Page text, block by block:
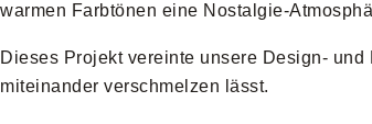
warmen Farbtönen eine Nostalgie-
Dieses Projekt vereinte unsere Design-
miteinander verschmelzen lässt.